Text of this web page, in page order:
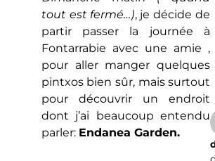
tout est fermé…), je décide de
partir passer la journée à
Fontarrabie avec une amie ,
pour aller manger quelques
pintxos bien sûr, mais surtout
pour découvrir un endroit
dont j’ai beaucoup entendu
parler: Endanea Garden.